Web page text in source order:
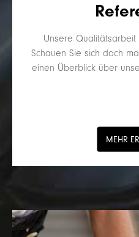
Unsere
Schauen Sie sich doch
einen Überblick über
MEHR